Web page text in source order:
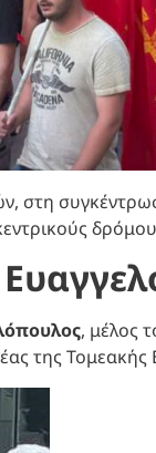
, μέλος
της